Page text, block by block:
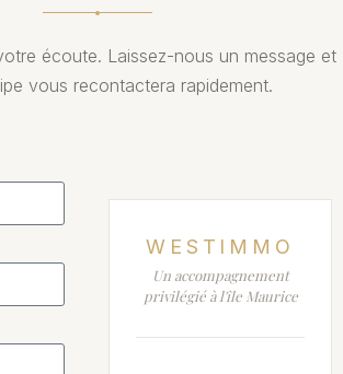
écoute. Laissez-nous un message et
vous recontactera rapidement.
WESTIMMO
Un accompagnement
privilégié à l'île Maurice